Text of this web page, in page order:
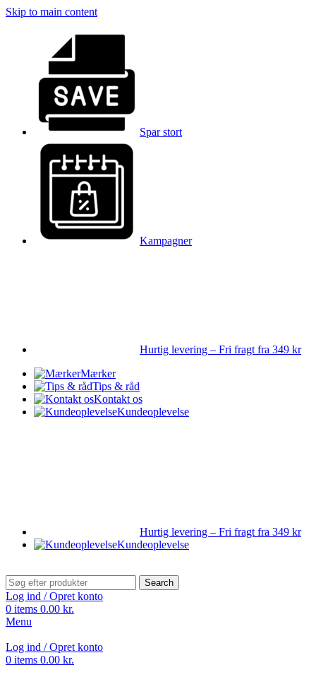
Skip to main content
Spar stort
Kampagner
Hurtig levering – Fri fragt fra 349 kr
Mærker
Tips & råd
Kontakt os
Kundeoplevelse
Hurtig levering – Fri fragt fra 349 kr
Kundeoplevelse
Search
Log ind / Opret konto
0 items 0.00 kr.
Menu
Log ind / Opret konto
0 items 0.00 kr.